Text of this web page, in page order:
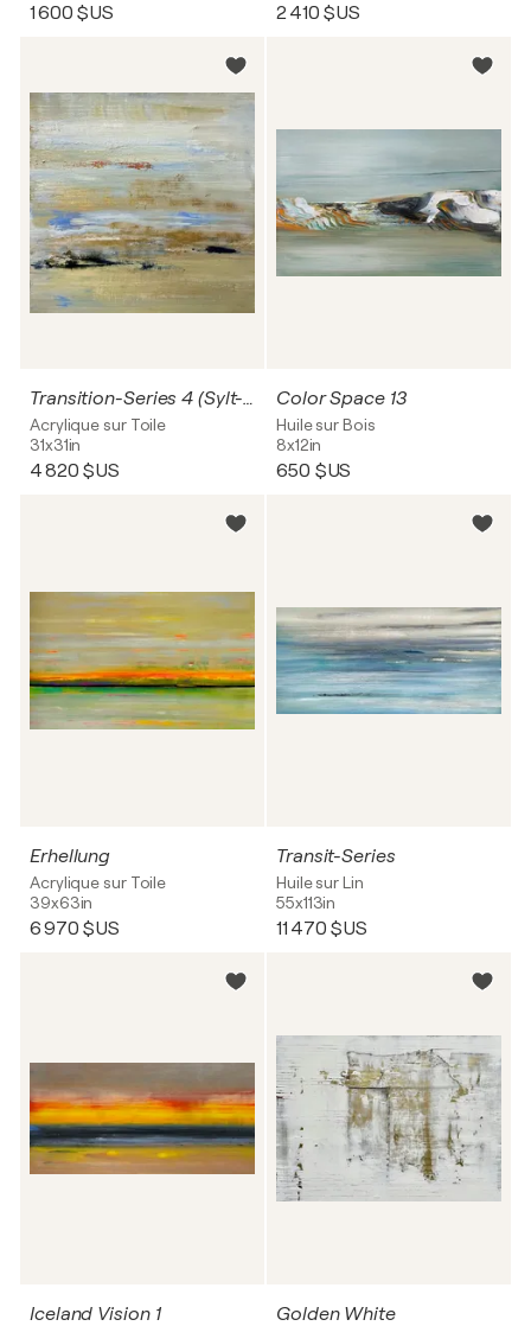
1 600 $US 2 410 $US
Transition-Series 4 (Sylt-Impressions)
Acrylique sur Toile
31x31in
4 820 $US
Color Space 13
Huile sur Bois
8x12in
650 $US
Erhellung
Acrylique sur Toile
39x63in
6 970 $US
Transit-Series
Huile sur Lin
55x113in
11 470 $US
Iceland Vision 1 Golden White